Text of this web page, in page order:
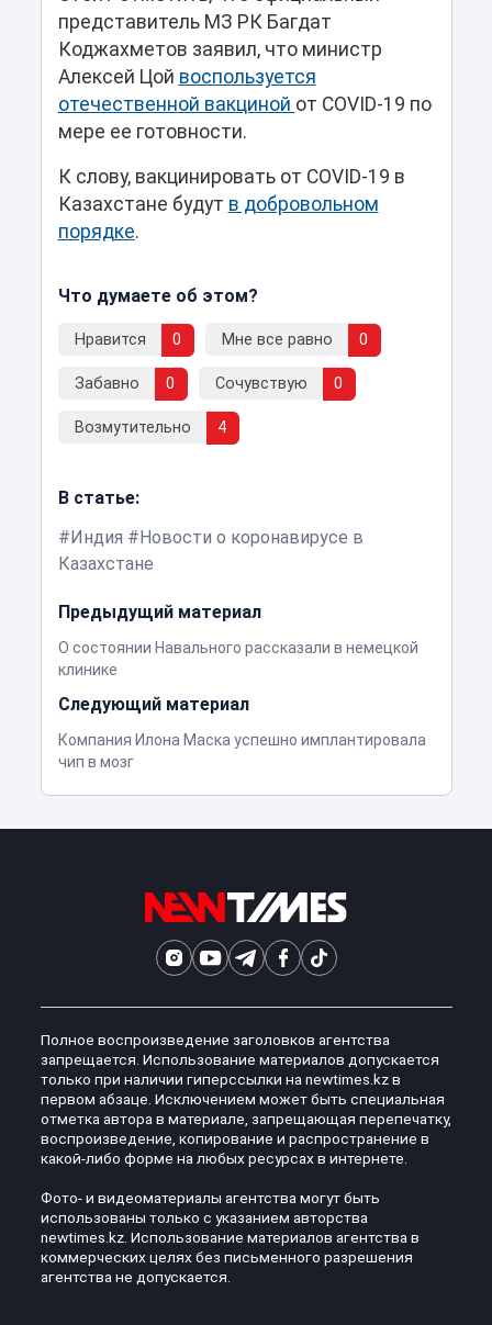
представитель МЗ РК Багдат
Коджахметов заявил, что министр
Алексей Цой воспользуется
отечественной вакциной от COVID-19 по
мере ее готовности.
К слову, вакцинировать от COVID-19 в
Казахстане будут в добровольном
порядке.
Что думаете об этом?
Нравится 0 Мне все равно 0
Забавно 0 Сочувствую 0
Возмутительно 4
В статье:
Индия
Новости о коронавирусе в
Казахстане
Предыдущий материал
О состоянии Навального рассказали в немецкой
клинике
Следующий материал
Компания Илона Маска успешно имплантировала
чип в мозг
Полное воспроизведение заголовков агентства
запрещается. Использование материалов допускается
только при наличии гиперссылки на newtimes.kz в
первом абзаце. Исключением может быть специальная
отметка автора в материале, запрещающая перепечатку,
воспроизведение, копирование и распространение в
какой-либо форме на любых ресурсах в интернете.
Фото- и видеоматериалы агентства могут быть
использованы только с указанием авторства
newtimes.kz. Использование материалов агентства в
коммерческих целях без письменного разрешения
агентства не допускается.